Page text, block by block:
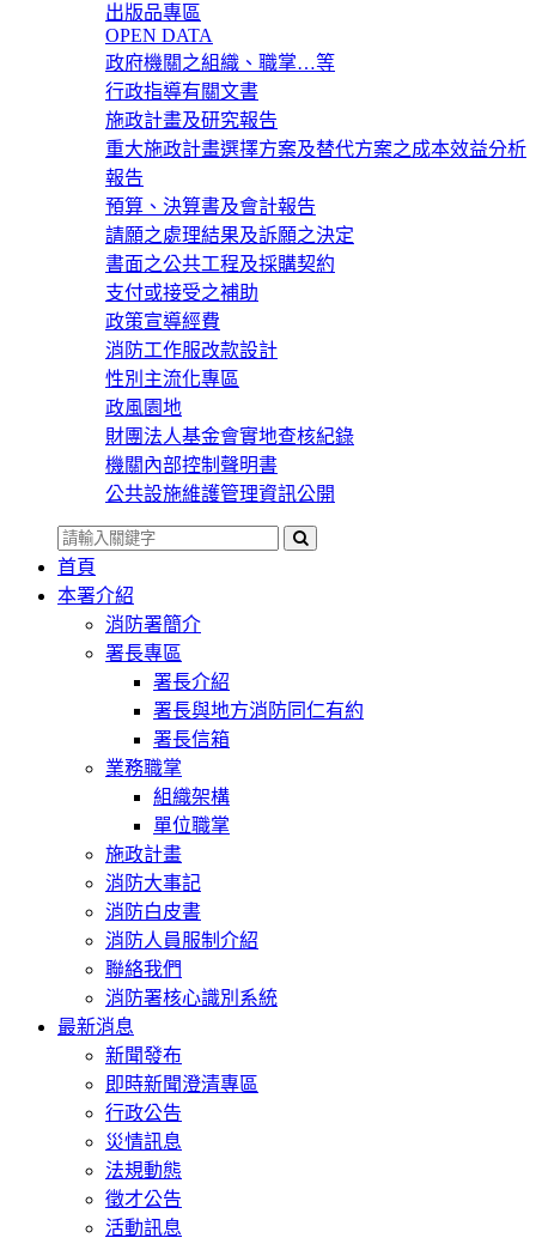
出版品專區
OPEN DATA
政府機關之組織、職掌…等
行政指導有關文書
施政計畫及研究報告
重大施政計畫選擇方案及替代方案之成本效益分析
報告
預算、決算書及會計報告
請願之處理結果及訴願之決定
書面之公共工程及採購契約
支付或接受之補助
政策宣導經費
消防工作服改款設計
性別主流化專區
政風園地
財團法人基金會實地查核紀錄
機關內部控制聲明書
公共設施維護管理資訊公開
首頁
本署介紹
消防署簡介
署長專區
署長介紹
署長與地方消防同仁有約
署長信箱
業務職掌
組織架構
單位職掌
施政計畫
消防大事記
消防白皮書
消防人員服制介紹
聯絡我們
消防署核心識別系統
最新消息
新聞發布
即時新聞澄清專區
行政公告
災情訊息
法規動態
徵才公告
活動訊息